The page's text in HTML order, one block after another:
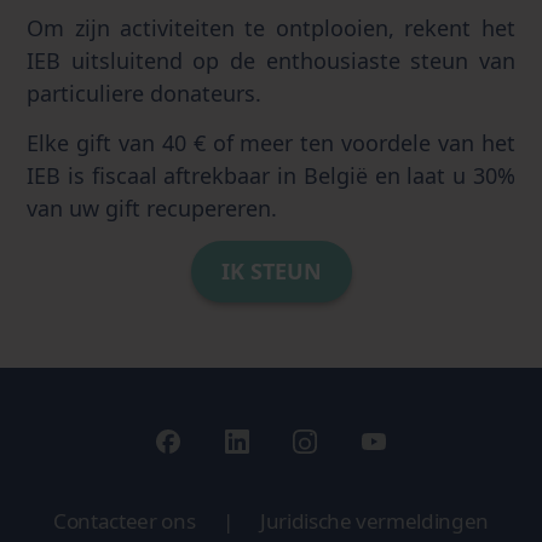
Om zijn activiteiten te ontplooien, rekent het
IEB uitsluitend op de enthousiaste steun van
particuliere donateurs.
Elke gift van 40 € of meer ten voordele van het
IEB is fiscaal aftrekbaar in België en laat u 30%
van uw gift recupereren.
IK STEUN
Contacteer ons | Juridische vermeldingen